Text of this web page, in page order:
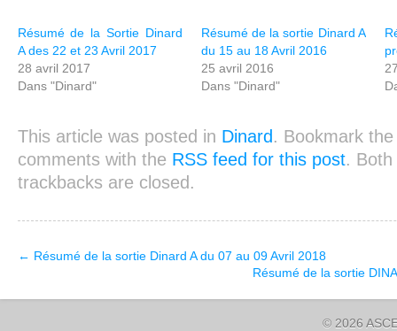
Résumé de la Sortie Dinard
A des 22 et 23 Avril 2017
28 avril 2017
Dans "Dinard"
Résumé de la sortie Dinard A
du 15 au 18 Avril 2016
25 avril 2016
Dans "Dinard"
This article was posted in Dinard . Bookmark
comments with the RSS feed for this post. Both
trackbacks are closed.
← Résumé de la sortie Dinard A du 07 au 09 Avril 2018
Résumé de la sortie
© 2026